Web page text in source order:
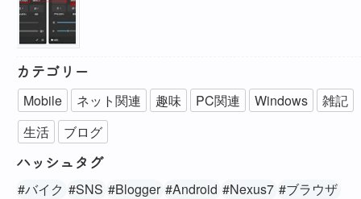
カテゴリー
Mobile ネット関連 趣味 PC関連 Windows
雑記
生活
ブログ
ハッシュタグ
#バイク #SNS #Blogger #Android #Nexus7 #ブラウザ